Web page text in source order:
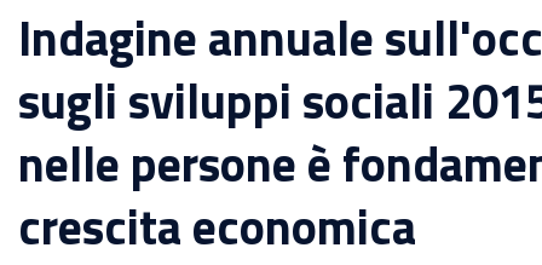
Eventi
Tutte le notizie
Newsletter
Indagine annuale
sugli sviluppi sociali
nelle persone è
crescita economica